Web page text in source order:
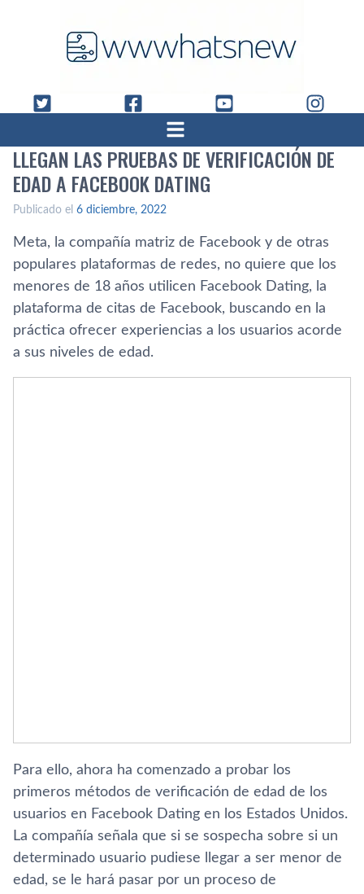
LLEGAN LAS PRUEBAS DE VERIFICACIÓN DE
EDAD A FACEBOOK DATING
Publicado el 6 diciembre, 2022
Meta, la compañía matriz de Facebook y de otras
populares plataformas de redes, no quiere que los
menores de 18 años utilicen Facebook Dating, la
plataforma de citas de Facebook, buscando en la
práctica ofrecer experiencias a los usuarios acorde
a sus niveles de edad.
Para ello, ahora ha comenzado a probar los
primeros métodos de verificación de edad de los
usuarios en Facebook Dating en los Estados Unidos.
La compañía señala que si se sospecha sobre si un
determinado usuario pudiese llegar a ser menor de
edad, se le hará pasar por un proceso de